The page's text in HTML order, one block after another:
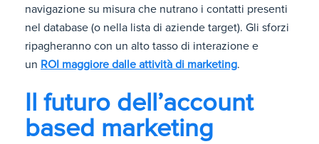
navigazione su misura che nutrano i contatti presenti
nel database (o nella lista di aziende target). Gli sforzi
ripagheranno con un alto tasso di interazione e
un ROI maggiore dalle attività di marketing.
Il futuro dell’account
based marketing